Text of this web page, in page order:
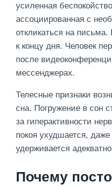
усиленная
ассоциированная с
откликаться на письма.
к концу дня. Человек
после
мессенджерах.
Телесные признаки
сна. Погружение в сон
за гиперактивности
покоя ухудшается,
удерживается
Почему